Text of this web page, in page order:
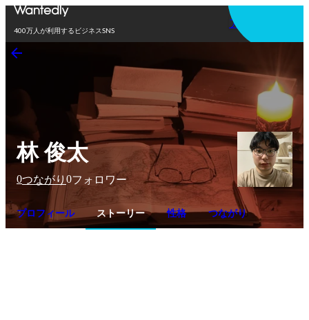
400万人が利用するビジネスSNS
アプリを使う
林 俊太
0つながり 0フォロワー
プロフィール ストーリー 性格 つながり